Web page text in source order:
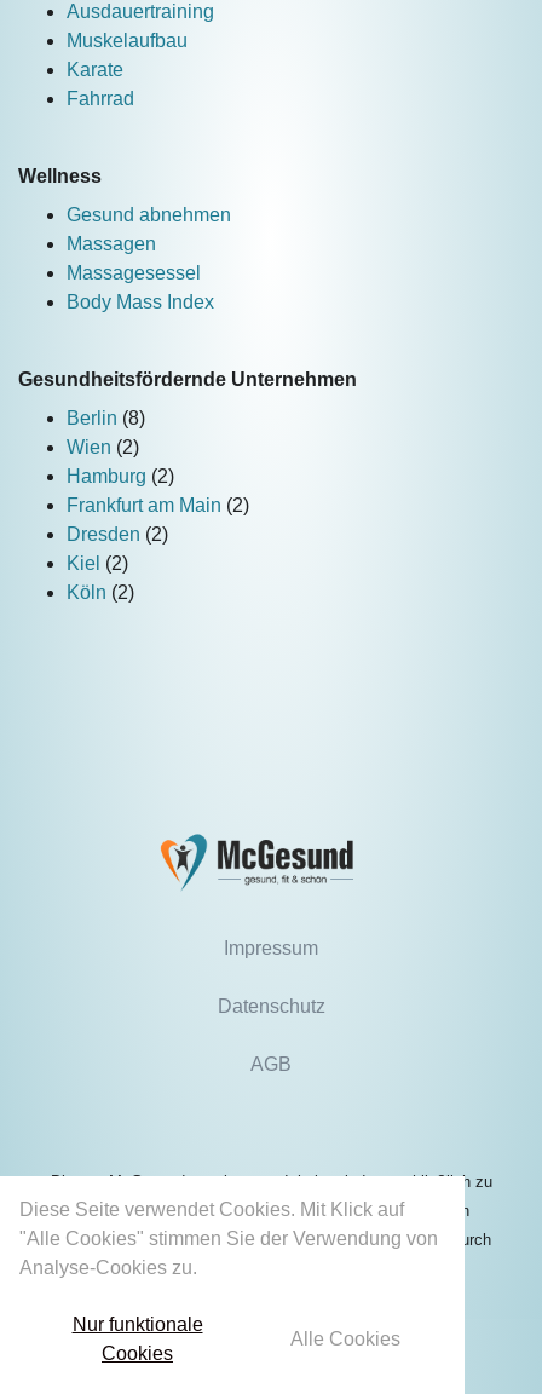
Diese Seite verwendet Cookies. Mit Klick auf
"Alle Cookies" stimmen Sie der Verwendung von
Analyse-Cookies zu.
Nur funktionale
Cookies
Alle Cookies
Ausdauertraining
Muskelaufbau
Karate
Fahrrad
Wellness
Gesund abnehmen
Massagen
Massagesessel
Body Mass Index
Gesundheitsfördernde Unternehmen
Berlin (8)
Wien (2)
Hamburg (2)
Frankfurt am Main (2)
Dresden (2)
Kiel (2)
Köln (2)
Impressum
Datenschutz
AGB
Die von McGesund angebotenen Inhalte sind ausschließlich zu
Informationszwecken bestimmt und können unter keinen
Umständen die Behandlung oder professionelle Beratung durch
einen qualifizierten Arzt ersetzen.